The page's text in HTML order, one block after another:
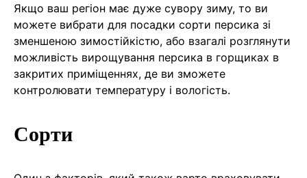
Якщо ваш регіон має дуже сувору зиму, то ви
можете вибрати для посадки сорти персика зі
зменшеною зимостійкістю, або взагалі розглянути
можливість вирощування персика в горщиках в
закритих приміщеннях, де ви зможете
контролювати температуру і вологість.
Сорти